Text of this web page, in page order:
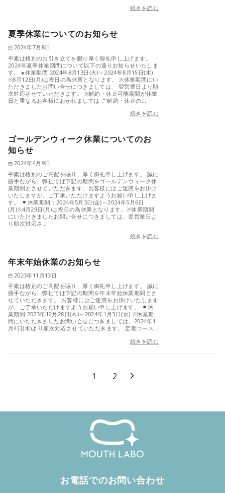
続きを読む
夏季休業についてのお知らせ
2024年7月8日
平素は格別のお引き立てを賜り厚く御礼申し上げます。
2024年夏季休業期間について以下の通りお知らせいたしま
す。 ●休業期間 2024年8月13日(火)～2024年8月15日(木)
※8月12日(月)は祝日の為休業となります。 ※休業期間にい
ただきましたお問い合せにつきましては、 翌営業日より順
次対応させていただきます。 ※解約・休止可能期間が休業
日と重なるお客様におかれましては ご解約・休止の…
続きを読む
ゴールデンウィーク休業についてのお
知らせ
2024年4月9日
平素は格別のご高配を賜り、厚く御礼申し上げます。 誠に
勝手ながら、弊社では下記の期間をゴールデンウィーク休
業期間とさせていただきます。お客様にはご迷惑をお掛け
いたしますが、ご了承いただけますようお願い申し上げま
す。
休業期間：2024年5月3日(金)～2024年5月6日
(月)※4月29日(月)は祝日の為休業となります。※休業期間
にいただきましたお問い合せにつきましては、翌営業日よ
り順次対応さ…
続きを読む
年末年始休業のお知らせ
2023年11月13日
平素は格別のご高配を賜り、厚く御礼申し上げます。 誠に
勝手ながら、弊社では下記の期間を年末年始休業期間とさ
せていただきます。 お客様にはご迷惑をお掛けいたします
が、ご了承いただけますようお願い申し上げます。
休
業期間:2023年12月28日(木)～2024年1月3日(水) ※休業期
間にいただきましたお問い合せにつきましては、2024年1
月4日(木)より順次対応させていただきます。 定期コース…
続きを読む
1 2
お電話でのお問い合わせ